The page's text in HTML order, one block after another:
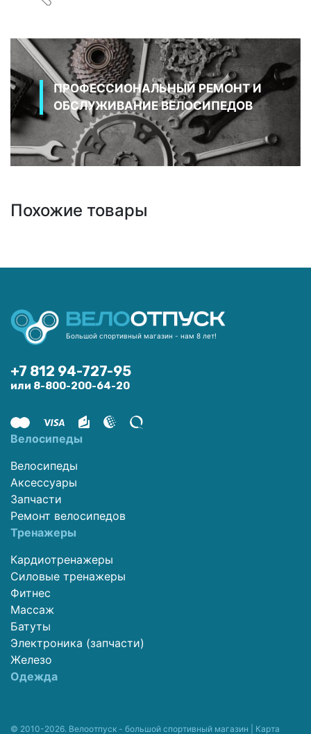
ПРОФЕССИОНАЛЬНЫЙ РЕМОНТ И
ОБСЛУЖИВАНИЕ ВЕЛОСИПЕДОВ
Похожие товары
Большой спортивный магазин - нам 8 лет!
+7 812 94-727-95
или 8-800-200-64-20
Велосипеды
Велосипеды
Аксессуары
Запчасти
Ремонт велосипедов
Тренажеры
Кардиотренажеры
Силовые тренажеры
Фитнес
Массаж
Батуты
Электроника (запчасти)
Железо
Одежда
© 2010-2026. Велоотпуск - большой спортивный магазин | Карта